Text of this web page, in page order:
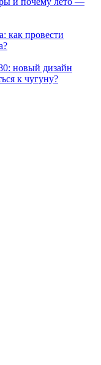
как провести
новый дизайн
к чугуну?